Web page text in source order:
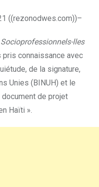
((rezonodwes.com))–
Socioprofessionnels-lles
pris connaissance avec
de la signature,
Unies (BINUH) et le
document de projet
Haïti ».